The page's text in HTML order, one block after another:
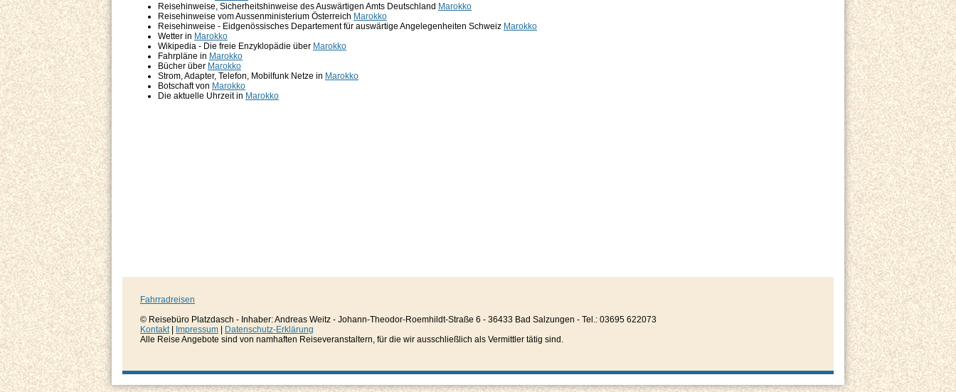
Reisehinweise, Sicherheitshinweise des Auswärtigen Amts Deutschland Marokko
Reisehinweise vom Aussenministerium Österreich Marokko
Reisehinweise - Eidgenössisches Departement für auswärtige Angelegenheiten Schweiz Marokko
Wetter in Marokko
Wikipedia - Die freie Enzyklopädie über Marokko
Fahrpläne in Marokko
Bücher über Marokko
Strom, Adapter, Telefon, Mobilfunk Netze in Marokko
Botschaft von Marokko
Die aktuelle Uhrzeit in Marokko
Fahrradreisen
© Reisebüro Platzdasch - Inhaber: Andreas Weitz - Johann-Theodor-Roemhildt-Straße 6 - 36433 Bad Salzungen - Tel.: 03695 622073
Kontakt| Impressum
Datenschutz-Erklärung
Alle Reise Angebote sind von namhaften Reiseveranstaltern, für die wir ausschließlich als Vermittler tätig sind.